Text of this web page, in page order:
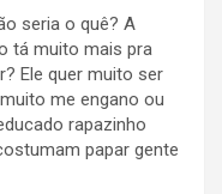
seria o quê? A
tá muito mais pra
Ele quer muito ser
me engano ou
rapazinho
papar gente